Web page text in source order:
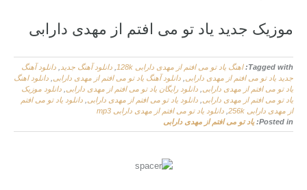
موزیک جدید یاد تو می افتم از مهدی دارابی
Tagged with: اهنگ یاد تو می افتم از مهدی دارابی 128k دانلود آهنگ جدید
دانلود آهنگ
جدید یاد تو می افتم از مهدی دارابی دانلود آهنگ یاد تو می افتم از مهدی دارابی دانلود اهنگ
یاد تو می افتم از مهدی دارابی دانلود رایگان یاد تو می افتم از مهدی دارابی دانلود موزیک
یاد تو می افتم از مهدی دارابی دانلود یاد تو می افتم از مهدی دارابی دانلود یاد تو می افتم
از مهدی دارابی 256k
دانلود یاد تو می افتم از مهدی دارابی mp3
Posted in: یاد تو می افتم از مهدی دارابی